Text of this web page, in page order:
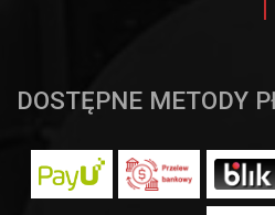
DOSTĘPNE METODY